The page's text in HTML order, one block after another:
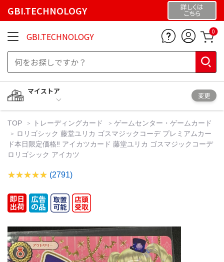
GBI.TECHNOLOGY 詳しくは
こちら
GBI.TECHNOLOGY 0
マイストア
変更
TOP トレーディングカード
ゲームセンター・ゲームカード
ロリゴシック 藤堂ユリカ ゴスマジックコーデ プレミアムカー
ド本日限定価格‼️ アイカツカード 藤堂ユリカ ゴスマジックコーデ
ロリゴシック アイカツ
(2791)